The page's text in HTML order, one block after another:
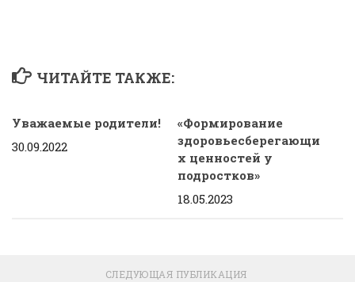
ЧИТАЙТЕ ТАКЖЕ:
Уважаемые родители!
30.09.2022
«Формирование
здоровьесберегающи
х ценностей у
подростков»
18.05.2023
СЛЕДУЮЩАЯ ПУБЛИКАЦИЯ